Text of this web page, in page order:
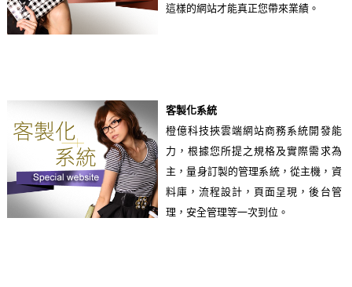
這樣的網站才能真正您帶來業績。
客製化系統
橙億科技挾雲端網站商務系統開發能
力，根據您所提之規格及實際需求為
主，量身訂製的管理系統，從主機，資
料庫，流程設計，頁面呈現，後台管
理，安全管理等一次到位。